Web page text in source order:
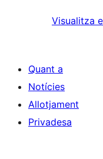
Visualitza
Quant a
Notícies
Allotjament
Privadesa